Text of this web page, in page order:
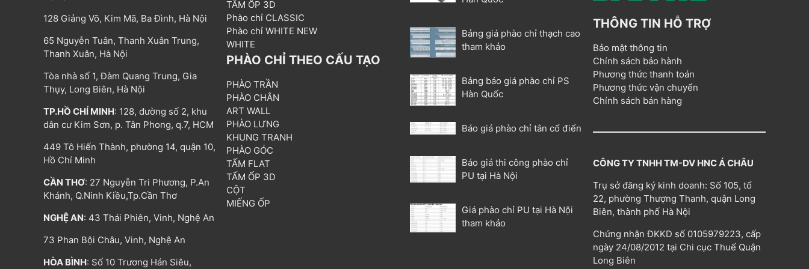
128 Giảng Võ, Kim Mã, Ba Đình, Hà Nội
65 Nguyễn Tuân, Thanh Xuân Trung,
Thanh Xuân, Hà Nội
Tòa nhà số 1, Đàm Quang Trung, Gia
Thụy, Long Biên, Hà Nội
TP.HỒ CHÍ MINH: 128, đường số 2, khu
dân cư Kim Sơn, p. Tân Phong, q.7, HCM
449 Tô Hiến Thành, phường 14, quận 10,
Hồ Chí Minh
CẦN THƠ: 27 Nguyễn Tri Phương, P.An
Khánh, Q.Ninh Kiều,Tp.Cần Thơ
NGHỆ AN: 43 Thái Phiên, Vinh, Nghệ An
73 Phan Bội Châu, Vinh, Nghệ An
HÒA BÌNH: Số 10 Trương Hán Siêu,
TẤM ỐP 3D
Phào chỉ CLASSIC
Phào chỉ WHITE NEW
WHITE
PHÀO CHỈ THEO CẤU TẠO
PHÀO TRẦN
PHÀO CHÂN
ART WALL
PHÀO LƯNG
KHUNG TRANH
PHÀO GÓC
TẤM FLAT
TẤM ỐP 3D
CỘT
MIẾNG ỐP
Bảng giá phào chỉ thạch cao
tham khảo
Bảng báo giá phào chỉ PS
Hàn Quốc
Báo giá phào chỉ tân cổ điển
Báo giá thi công phào chỉ
PU tại Hà Nội
Giá phào chỉ PU tại Hà Nội
tham khảo
THÔNG TIN HỖ TRỢ
Bảo mật thông tin
Chính sách bảo hành
Phương thức thanh toán
Phương thức vận chuyển
Chính sách bán hàng
CÔNG TY TNHH TM-DV HNC Á CHÂU
Trụ sở đăng ký kinh doanh: Số 105, tổ
22, phường Thượng Thanh, quận Long
Biên, thành phố Hà Nội
Chứng nhận ĐKKD số 0105979223, cấp
ngày 24/08/2012 tại Chi cục Thuế Quận
Long Biên